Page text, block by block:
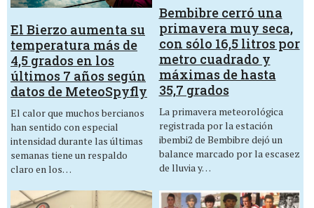
El Bierzo aumenta su
temperatura más de
4,5 grados en los
últimos 7 años según
datos de MeteoSpyfly
El calor que muchos bercianos
han sentido con especial
intensidad durante las últimas
semanas tiene un respaldo
claro en los…
Bembibre cerró una
primavera muy seca,
con sólo 16,5 litros por
metro cuadrado y
máximas de hasta
35,7 grados
La primavera meteorológica
registrada por la estación
ibembi2 de Bembibre dejó un
balance marcado por la escasez
de lluvia y…